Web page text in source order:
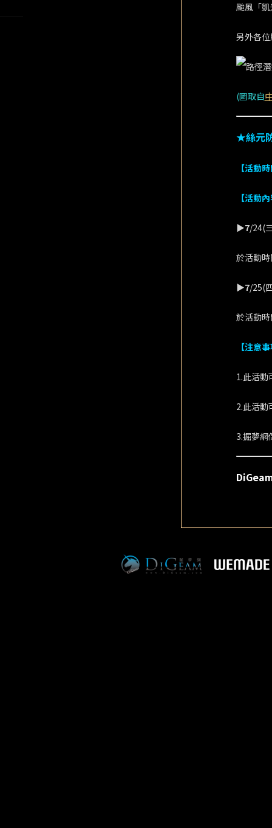
颱風「
另外各
(圖取自
★絲元
【活動
【活動
▶7/24(
於活動
▶7/25(
於活動
【注意
1.此活
2.此活動
3.掘夢網